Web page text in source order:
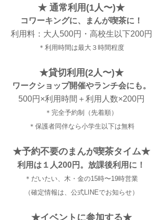
★ 通常利用(1人〜)★
コワーキングに、まんが喫茶に！
利用料：大人500円・高校生以下200円
＊利用時間は最大３時間程度
★貸切利用(2人〜)★
ワークショップ開催やランチ会にも。
500円×利用時間 ＋利用人数×200円
＊完全予約制（先着順）
＊保護者同伴なら小学生以下は無料
★予約不要のまんが喫茶タイム★
利用は１人200円。放課後利用に！
＊だいたい、木・金の15時〜19時営業
​（確定情報は、公式LINEでお知らせ）
★イベントに参加する★